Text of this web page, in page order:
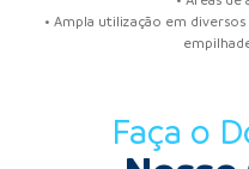
• Ampla utilização em
Faça o